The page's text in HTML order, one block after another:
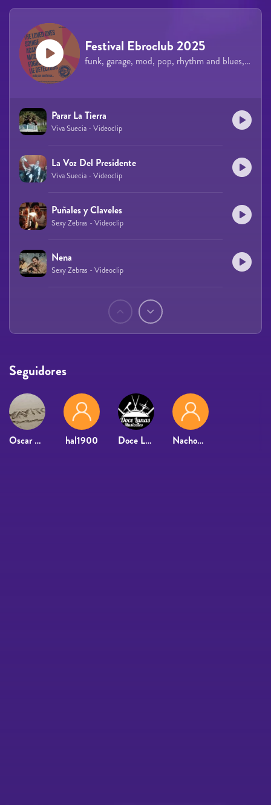
Festival Ebroclub 2025
funk, garage, mod, pop, rhythm and blues, soul
Parar La Tierra
Viva Suecia - Videoclip
La Voz Del Presidente
Viva Suecia - Videoclip
Puñales y Claveles
Sexy Zebras - Videoclip
Nena
Sexy Zebras - Videoclip
Seguidores
Oscar Mayito hal1900 Doce Lunas Musicales NachoRookie